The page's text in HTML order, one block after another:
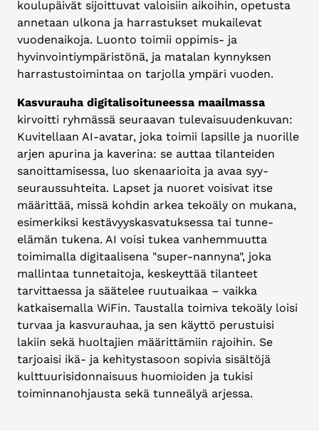
koulupäivät sijoittuvat valoisiin aikoihin, opetusta
annetaan ulkona ja harrastukset mukailevat
vuodenaikoja. Luonto toimii oppimis- ja
hyvinvointiympäristönä, ja matalan kynnyksen
harrastustoimintaa on tarjolla ympäri vuoden.
Kasvurauha digitalisoituneessa maailmassa
kirvoitti ryhmässä seuraavan tulevaisuudenkuvan:
Kuvitellaan AI-avatar, joka toimii lapsille ja nuorille
arjen apurina ja kaverina: se auttaa tilanteiden
sanoittamisessa, luo skenaarioita ja avaa syy-
seuraussuhteita. Lapset ja nuoret voisivat itse
määrittää, missä kohdin arkea tekoäly on mukana,
esimerkiksi kestävyyskasvatuksessa tai tunne-
elämän tukena. AI voisi tukea vanhemmuutta
toimimalla digitaalisena "super-nannyna", joka
mallintaa tunnetaitoja, keskeyttää tilanteet
tarvittaessa ja säätelee ruutuaikaa – vaikka
katkaisemalla WiFin. Taustalla toimiva tekoäly loisi
turvaa ja kasvurauhaa, ja sen käyttö perustuisi
lakiin sekä huoltajien määrittämiin rajoihin. Se
tarjoaisi ikä- ja kehitystasoon sopivia sisältöjä
kulttuurisidonnaisuus huomioiden ja tukisi
toiminnanohjausta sekä tunneälyä arjessa.